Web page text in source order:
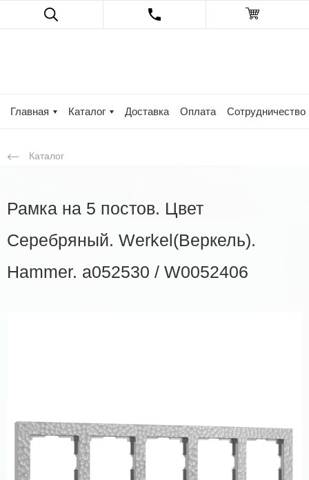
Главная Каталог Доставка Оплата Сотрудничество
Каталог
Рамка на 5 постов. Цвет
Серебряный. Werkel(Веркель).
Hammer. a052530 / W0052406